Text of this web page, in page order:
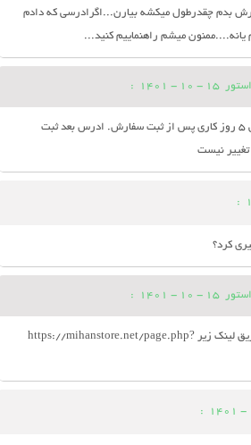
بدم چقدرطول میکشه بیارن...اگرادرسی که دادم
میشم راهنماییم کنید...
15 - 10 - 1401
:
با سلام. 2 الی 5 روز کاری پس از ثبت سفارش. ادرس بعد ثبت
نیست
:
کرد؟
15 - 10 - 1401
:
با سلام. از طریق لینک زیر https://mihanstore.net/page.php?
: